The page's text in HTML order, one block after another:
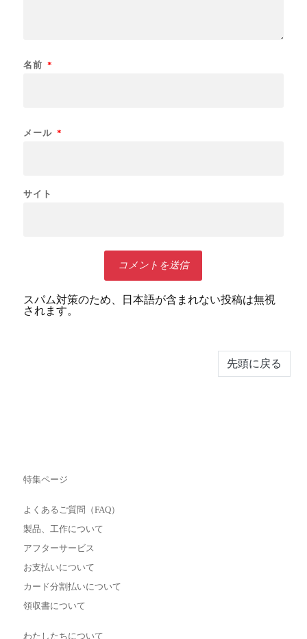
名前 *
メール *
サイト
スパム対策のため、日本語が含まれない投稿は無視
されます。
先頭に戻る
特集ページ
よくあるご質問（FAQ）
製品、工作について
アフターサービス
お支払いについて
カード分割払いについて
領収書について
わたしたちについて